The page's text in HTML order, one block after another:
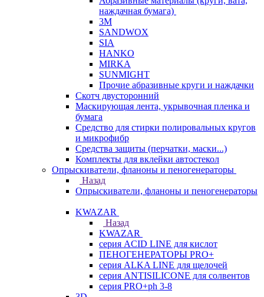
наждачная бумага)
3М
SANDWOX
SIA
HANKO
MIRKA
SUNMIGHT
Прочие абразивные круги и наждачки
Скотч двусторонний
Маскирующая лента, укрывочная пленка и
бумага
Средство для стирки полировальных кругов
и микрофибр
Средства защиты (перчатки, маски...)
Комплекты для вклейки автостекол
Опрыскиватели, фланоны и пеногенераторы
Назад
Опрыскиватели, фланоны и пеногенераторы
KWAZAR
Назад
KWAZAR
серия ACID LINE для кислот
ПЕНОГЕНЕРАТОРЫ PRO+
серия ALKA LINE для щелочей
серия ANTISILICONE для солвентов
серия PRO+ph 3-8